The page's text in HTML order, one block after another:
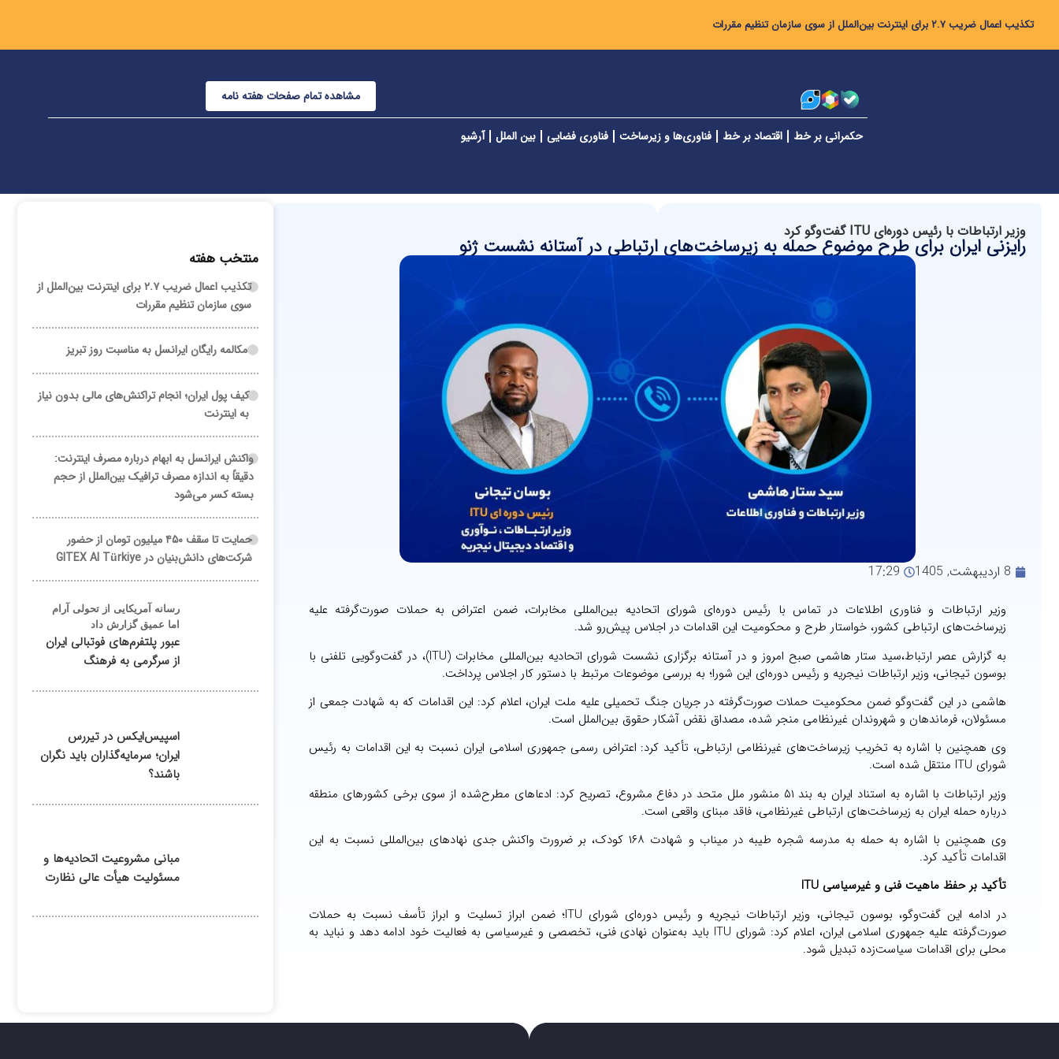
تکذیب اعمال ضریب ۲.۷ برای اینترنت بین‌الملل از سوی سازمان تنظیم مقررات
مشاهده تمام صفحات هفته نامه
حکمرانی بر خط اقتصاد بر خط فناوری‌ها و زیرساخت فناوری فضایی بین الملل آرشیو
وزیر ارتباطات با رئیس دوره‌ای ITU گفت‌وگو کرد
رایزنی ایران برای طرح موضوع حمله به زیرساخت‌های ارتباطی در آستانه نشست ژنو
8 اردیبهشت, 1405 17:29
وزیر ارتباطات و فناوری اطلاعات در تماس با رئیس دوره‌ای شورای اتحادیه بین‌المللی مخابرات، ضمن اعتراض به حملات صورت‌گرفته علیه
زیرساخت‌های ارتباطی کشور، خواستار طرح و محکومیت این اقدامات در اجلاس پیش‌رو شد.
به گزارش عصر ارتباط،سید ستار هاشمی صبح امروز و در آستانه برگزاری نشست شورای اتحادیه بین‌المللی مخابرات (ITU)، در گفت‌وگویی تلفنی با
بوسون تیجانی، وزیر ارتباطات نیجریه و رئیس دوره‌ای این شورا؛ به بررسی موضوعات مرتبط با دستور کار اجلاس پرداخت.
هاشمی در این گفت‌وگو ضمن محکومیت حملات صورت‌گرفته در جریان جنگ تحمیلی علیه ملت ایران، اعلام کرد: این اقدامات که به شهادت جمعی از
مسئولان، فرماندهان و شهروندان غیرنظامی منجر شده، مصداق نقض آشکار حقوق بین‌الملل است.
وی همچنین با اشاره به تخریب زیرساخت‌های غیرنظامی ارتباطی، تأکید کرد: اعتراض رسمی جمهوری اسلامی ایران نسبت به این اقدامات به رئیس
شورای ITU منتقل شده است.
وزیر ارتباطات با اشاره به استناد ایران به بند ۵۱ منشور ملل متحد در دفاع مشروع، تصریح کرد: ادعاهای مطرح‌شده از سوی برخی کشورهای منطقه
درباره حمله ایران به زیرساخت‌های ارتباطی غیرنظامی، فاقد مبنای واقعی است.
وی همچنین با اشاره به حمله به مدرسه شجره طیبه در میناب و شهادت ۱۶۸ کودک، بر ضرورت واکنش جدی نهادهای بین‌المللی نسبت به این
اقدامات تأکید کرد.
تأکید بر حفظ ماهیت فنی و غیرسیاسی ITU
در ادامه این گفت‌وگو، بوسون تیجانی، وزیر ارتباطات نیجریه و رئیس دوره‌ای شورای ITU؛ ضمن ابراز تسلیت و ابراز تأسف نسبت به حملات
صورت‌گرفته علیه جمهوری اسلامی ایران، اعلام کرد: شورای ITU باید به‌عنوان نهادی فنی، تخصصی و غیرسیاسی به فعالیت خود ادامه دهد و نباید به
محلی برای اقدامات سیاست‌زده تبدیل شود.
منتخب هفته
تکذیب اعمال ضریب ۲.۷ برای اینترنت بین‌الملل از
سوی سازمان تنظیم مقررات
مکالمه رایگان ایرانسل به مناسبت روز تبریز
کیف پول ایران؛ انجام تراکنش‌های مالی بدون نیاز
به اینترنت
واکنش ایرانسل به ابهام درباره مصرف اینترنت:
دقیقاً به اندازه مصرف ترافیک بین‌الملل از حجم
بسته کسر می‌شود
حمایت تا سقف ۴۵۰ میلیون تومان از حضور
شرکت‌های دانش‌بنیان در GITEX AI Türkiye
رسانه آمریکایی از تحولی آرام
اما عمیق گزارش داد
عبور پلتفرم‌های فوتبالی ایران
از سرگرمی به فرهنگ
اسپیس‌ایکس در تیررس
ایران؛ سرمایه‌گذاران باید نگران
باشند؟
مبانی مشروعیت اتحادیه‌ها و
مسئولیت هیأت عالی نظارت